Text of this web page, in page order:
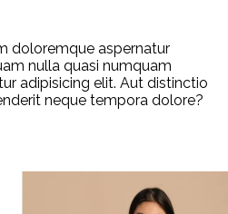
doloremque aspernatur
nulla quasi numquam
adipisicing elit. Aut distinctio
neque tempora dolore?